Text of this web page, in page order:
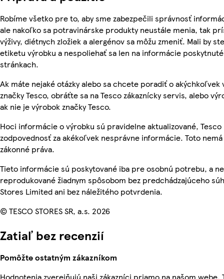
Robíme všetko pre to, aby sme zabezpečili správnosť
ale nakoľko sa potravinárske produkty neustále menia, tak
výživy, diétnych zložiek a alergénov sa môžu zmeniť. Mali by
etiketu výrobku a nespoliehať sa len na informácie
stránkach.
Ak máte nejaké otázky alebo sa chcete poradiť o akýchkoľvek
značky Tesco, obráťte sa na Tesco zákaznícky servis, alebo
ak nie je výrobok značky Tesco.
Hoci informácie o výrobku sú pravidelne aktualizované, Tesco
zodpovednosť za akékoľvek nesprávne informácie. Toto nemá
zákonné práva.
Tieto informácie sú poskytované iba pre osobnú potrebu, a
reprodukované žiadnym spôsobom bez predchádzajúceho
Stores Limited ani bez náležitého potvrdenia.
© TESCO STORES SR, a.s. 2026
Zatiaľ bez recenzií
Pomôžte ostatným zákazníkom
Hodnotenia zverejňujú naši zákazníci priamo na našom webe.